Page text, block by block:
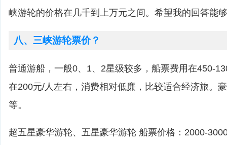
峡游轮的价格在几千到上万元之间。希望我的回答能
八、三峡游轮票价？
普通游船，一般0、1、2星级较多，船票费用在450-
在200元/人左右，消费相对低廉，比较适合经济旅。
等。
超五星豪华游轮、五星豪华游轮 船票价格：2000-